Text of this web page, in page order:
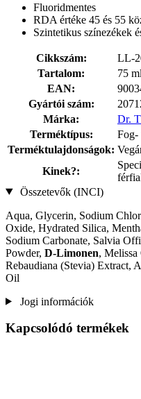
Fluoridmentes
RDA értéke 45 és 55
Szintetikus színezékek
Cikkszám:
LL-
Tartalom:
75 ml
EAN:
Gyártói szám:
Márka:
Dr.
Terméktípus:
Fog-
Terméktulajdonságok:
Kinek?:
Összetevők (INCI)
Aqua, Glycerin, Sodium
Oxide, Hydrated Silica,
Sodium Carbonate, Salvia
Powder, D-Limonen,
Rebaudiana (Stevia) Extract,
Oil
Jogi információk
Kapcsolódó termékek